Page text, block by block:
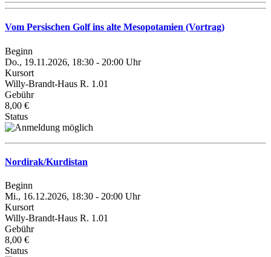
Vom Persischen Golf ins alte Mesopotamien (Vortrag)
Beginn
Do., 19.11.2026, 18:30 - 20:00 Uhr
Kursort
Willy-Brandt-Haus R. 1.01
Gebühr
8,00 €
Status
Nordirak/Kurdistan
Beginn
Mi., 16.12.2026, 18:30 - 20:00 Uhr
Kursort
Willy-Brandt-Haus R. 1.01
Gebühr
8,00 €
Status